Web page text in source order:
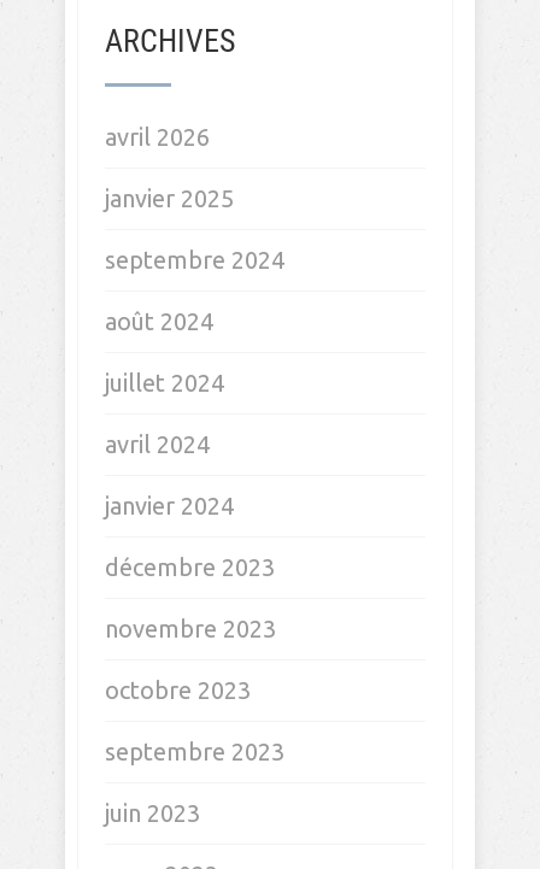
Equilibre vie pro vie perso
Expat
Hypersensibilité
Intuition
leçon du quotidien
Positive attitude
Recherche emploi
Relationnel
avril 2026